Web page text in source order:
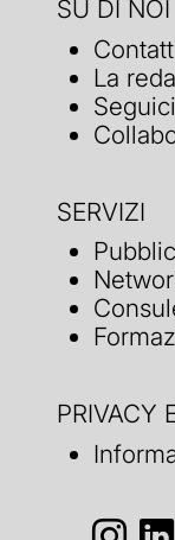
SU DI NOI
La
Seguici
SERVIZI
PRIVACY